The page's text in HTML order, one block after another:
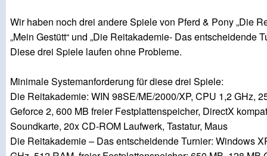
Wir haben noch drei andere Spiele von Pferd & Pony „Die
„Mein Gestütt“ und „Die Reitakademie- Das entscheidende
Diese drei Spiele laufen ohne Probleme.
Minimale Systemanforderung für diese drei Spiele:
Die Reitakademie: WIN 98SE/ME/2000/XP, CPU 1,2 GHz,
Geforce 2, 600 MB freier Festplattenspeicher, DirectX
Soundkarte, 20x CD-ROM Laufwerk, Tastatur, Maus
Die Reitakademie – Das entscheidende Turnier: Windows